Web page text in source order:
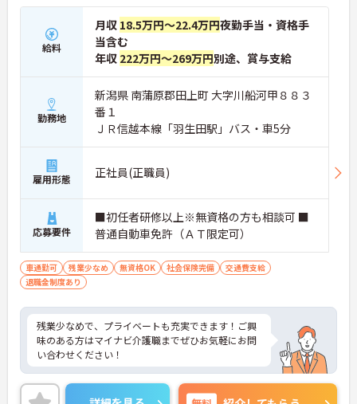
給料
月収 18.5万円～22.4万円夜勤手当・資格手
当含む
年収 222万円～269万円別途、賞与支給
勤務地
新潟県 南蒲原郡田上町 大字川船河甲８８３
番１
ＪＲ信越本線「羽生田駅」バス・車5分
雇用形態 正社員(正職員)
応募要件
■初任者研修以上※無資格の方も相談可 ■
普通自動車免許（ＡＴ限定可）
車通勤可 残業少なめ 無資格OK 社会保険完備
交通費支給
退職金制度あり
残業少なめで、プライベートも充実できます！ご興
味のある方はマイナビ介護職までぜひお気軽にお問
い合わせください！